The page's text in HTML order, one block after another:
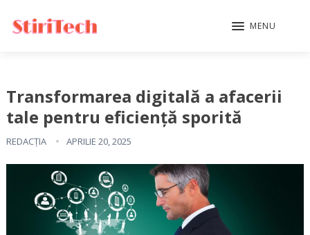
MENU
Transformarea digitală a afacerii
tale pentru eficiență sporită
REDACȚIA APRILIE 20, 2025